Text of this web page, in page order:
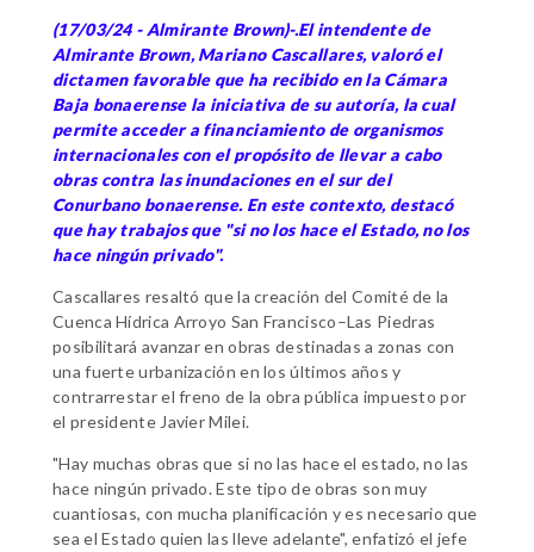
(17/03/24 - Almirante Brown)-.El intendente de
Almirante Brown, Mariano Cascallares, valoró el
dictamen favorable que ha recibido en la Cámara
Baja bonaerense la iniciativa de su autoría, la cual
permite acceder a financiamiento de organismos
internacionales con el propósito de llevar a cabo
obras contra las inundaciones en el sur del
Conurbano bonaerense. En este contexto, destacó
que hay trabajos que "si no los hace el Estado, no los
hace ningún privado".
Cascallares resaltó que la creación del Comité de la
Cuenca Hídrica Arroyo San Francisco–Las Piedras
posibilitará avanzar en obras destinadas a zonas con
una fuerte urbanización en los últimos años y
contrarrestar el freno de la obra pública impuesto por
el presidente Javier Milei.
"Hay muchas obras que si no las hace el estado, no las
hace ningún privado. Este tipo de obras son muy
cuantiosas, con mucha planificación y es necesario que
sea el Estado quien las lleve adelante", enfatizó el jefe